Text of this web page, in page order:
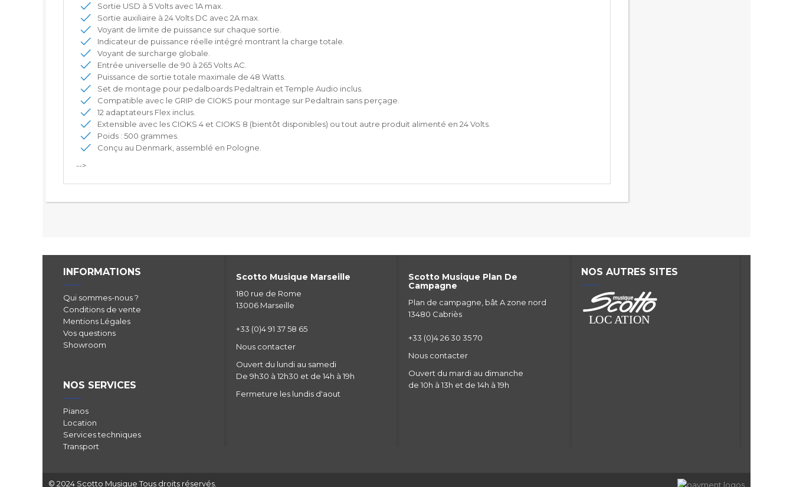
Sortie USD à 5 Volts avec 1A max.
Sortie auxiliaire à 24 Volts DC avec 2A max.
Voyant de limite de puissance sur chaque sortie.
Indicateur de puissance réelle intégré montrant la charge totale.
Voyant de surcharge globale.
Entrée universelle de 90 à 265 Volts AC.
Puissance de sortie totale maximale de 48 Watts.
Set de montage pour pedalboards Pedaltrain et Temple Audio inclus.
Compatible avec le GRIP de CIOKS pour montage sur Pedaltrain sans perçage.
12 adaptateurs Flex inclus.
Extensible avec les CIOKS 4 et CIOKS 8 (bientôt disponibles) ou tout autre produit alimenté en 24 Volts.
Poids : 500 grammes.
Conçu au Denmark, assemblé en Pologne.
-->
INFORMATIONS
Qui sommes-nous ?
Conditions de vente
Mentions Légales
Vos questions
Showroom
NOS SERVICES
Pianos
Location
Services techniques
Transport
Scotto Musique Marseille
180 rue de Rome
13006 Marseille
+33 (0)4 91 37 58 65
Nous contacter
Ouvert du lundi au samedi
De 9h30 à 12h30 et de 14h à 19h
Fermeture les lundis d'aout
Scotto Musique Plan De
Campagne
Plan de campagne, bât A zone nord
13480 Cabriès
+33 (0)4 26 30 35 70
Nous contacter
Ouvert du mardi au dimanche
de 10h à 13h et de 14h à 19h
NOS AUTRES SITES
© 2024 Scotto Musique Tous droits réservés.